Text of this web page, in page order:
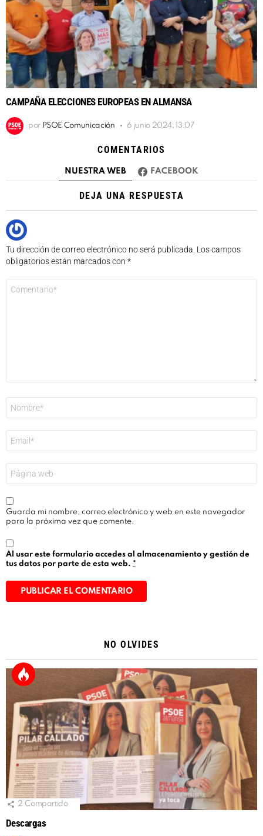
CAMPAÑA ELECCIONES EUROPEAS EN ALMANSA
por PSOE Comunicación 6 junio 2024, 13:07
COMENTARIOS
NUESTRA WEB FACEBOOK
DEJA UNA RESPUESTA
Tu dirección de correo electrónico no será publicada. Los campos
obligatorios están marcados con *
electrónico
*
Guarda mi nombre, correo electrónico y web en este navegador
para la próxima vez que comente.
Al usar este formulario accedes al almacenamiento y gestión de
tus datos por parte de esta web. *
NO OLVIDES
2 Compartido
Descargas